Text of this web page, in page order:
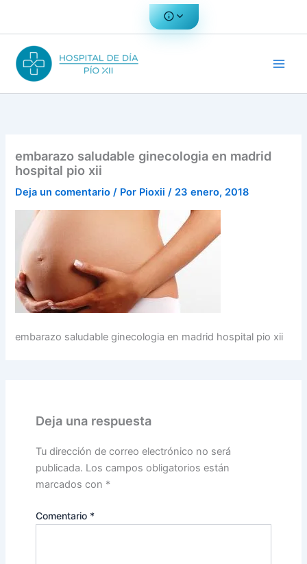
embarazo saludable ginecologia en madrid
hospital pio xii
Deja un comentario / Por Pioxii/ 23 enero, 2018
embarazo saludable ginecologia en madrid hospital pio xii
Deja una respuesta
Tu dirección de correo electrónico no será
publicada. Los campos obligatorios están
marcados con *
Comentario *